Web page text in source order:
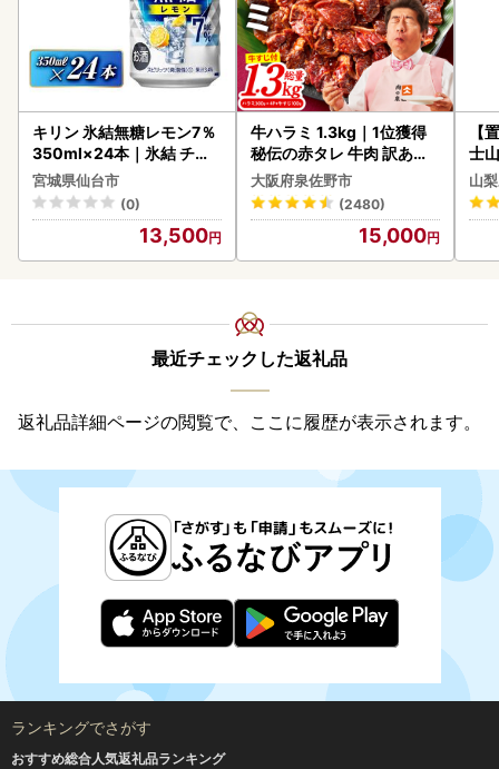
キリン 氷結無糖レモン7％
350ml×24本｜氷結 チュ
ーハイ 仙台市
宮城県仙台市
(0)
13,500
牛ハラミ 1.3kg｜1位獲得
秘伝の赤タレ 牛肉 訳あり
焼肉 BBQ
大阪府泉佐野市
(2480)
15,000
【
士
180
山
最近チェックした返礼品
返礼品詳細ページの閲覧で、ここに履歴が表示されます。
ランキングでさがす
おすすめ総合人気返礼品ランキング